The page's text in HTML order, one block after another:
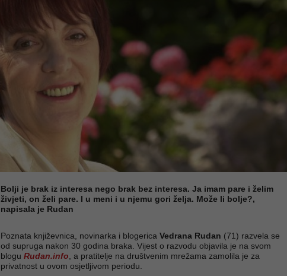
Bolji je brak iz interesa nego brak bez interesa. Ja imam pare i želim
živjeti, on želi pare. I u meni i u njemu gori želja. Može li bolje?,
napisala je Rudan
Poznata književnica, novinarka i blogerica Vedrana Rudan (71) razvela se
od supruga nakon 30 godina braka. Vijest o razvodu objavila je na svom
blogu Rudan.info , a pratitelje na društvenim mrežama zamolila je za
privatnost u ovom osjetljivom periodu.